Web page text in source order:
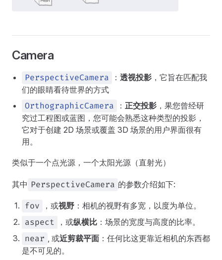
Camera
PerspectiveCamera ： 透视投影 ，它旨在匹配我
们的眼睛看待世界的方式
OrthographicCamera
： 正交投影 ，果您曾经研
究过工程图或蓝图，您可能会熟悉这种类型的投影，
它对于创建 2D 场景或覆盖 3D 场景的用户界面很有
用。
类似于一个点光源，一个太阳光源（直射光）
其中 PerspectiveCamera 的参数介绍如下:
fov ，或视野 ：相机的视野有多宽，以度为单位。
aspect
，或纵横比 ：场景的宽度与高度的比率。
near , 或近剪裁平面 ：任何比这更靠近相机的东西都
是不可见的。